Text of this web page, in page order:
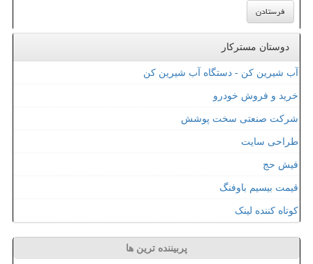
دوستان مسترکار
آب شیرین کن - دستگاه آب شیرین کن
خرید و فروش خودرو
شرکت صنعتی سخت پوشش
طراحی سایت
فیش حج
قیمت بیسیم باوفنگ
کوتاه کننده لینک
پربیننده ترین ها